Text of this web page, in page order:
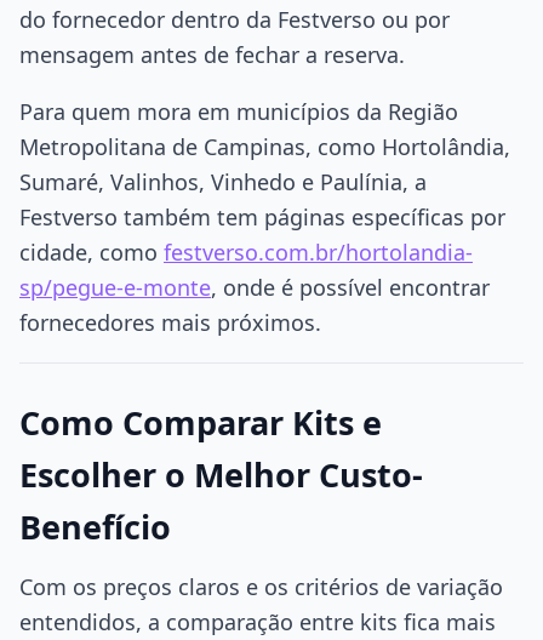
do fornecedor dentro da Festverso ou por
mensagem antes de fechar a reserva.
Para quem mora em municípios da Região
Metropolitana de Campinas, como Hortolândia,
Sumaré, Valinhos, Vinhedo e Paulínia, a
Festverso também tem páginas específicas por
cidade, como festverso.com.br/hortolandia-
sp/pegue-e-monte, onde é possível encontrar
fornecedores mais próximos.
Como Comparar Kits e
Escolher o Melhor Custo-
Benefício
Com os preços claros e os critérios de variação
entendidos, a comparação entre kits fica mais